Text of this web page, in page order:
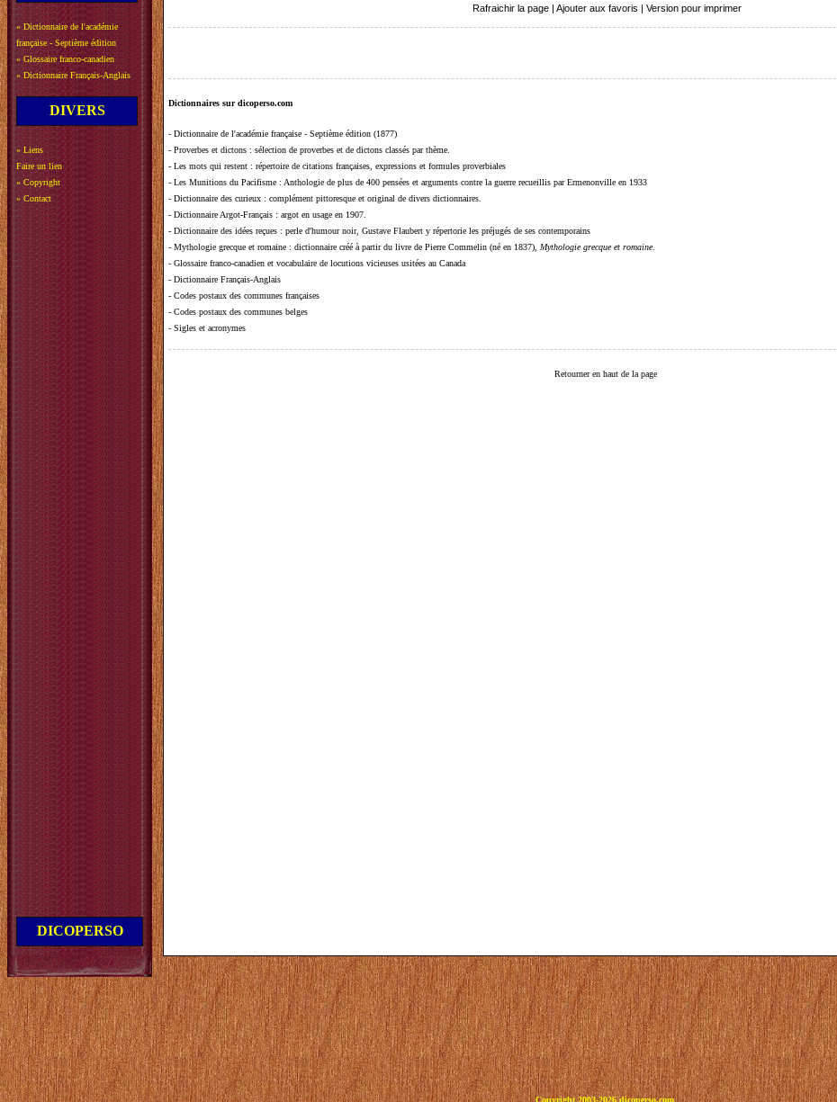
» Dictionnaire de l'académie
française - Septième édition
» Glossaire franco-canadien
» Dictionnaire Français-Anglais
DIVERS
» Liens
Faire un lien
» Copyright
» Contact
DICOPERSO
Rafraichir la page | Ajouter aux favoris | Version pour imprimer
Dictionnaires sur dicoperso.com
- Dictionnaire de l'académie française - Septième édition (1877)
- Proverbes et dictons : sélection de proverbes et de dictons classés par thème.
- Les mots qui restent : répertoire de citations françaises, expressions et formules proverbiales
- Les Munitions du Pacifisme : Anthologie de plus de 400 pensées et arguments contre la guerre recueillis par Ermenonville en 1933
- Dictionnaire des curieux : complément pittoresque et original de divers dictionnaires.
- Dictionnaire Argot-Français : argot en usage en 1907.
- Dictionnaire des idées reçues : perle d'humour noir, Gustave Flaubert y répertorie les préjugés de ses contemporains
- Mythologie grecque et romaine : dictionnaire créé à partir du livre de Pierre Commelin (né en 1837), Mythologie grecque et romaine.
- Glossaire franco-canadien et vocabulaire de locutions vicieuses usitées au Canada
- Dictionnaire Français-Anglais
- Codes postaux des communes françaises
- Codes postaux des communes belges
- Sigles et acronymes
Retourner en haut de la page
Copyright 2003-2026 dicoperso.com